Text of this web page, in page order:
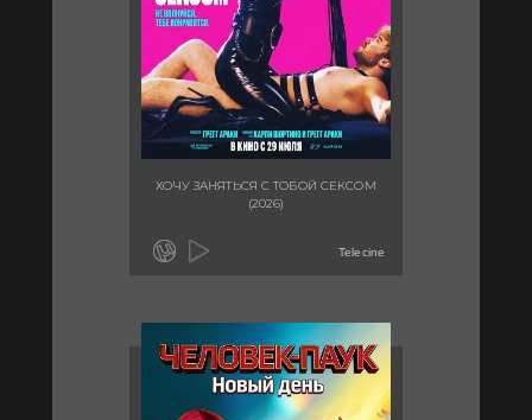
ХОЧУ ЗАНЯТЬСЯ С ТОБОЙ СЕКСОМ
(2026)
Telecine